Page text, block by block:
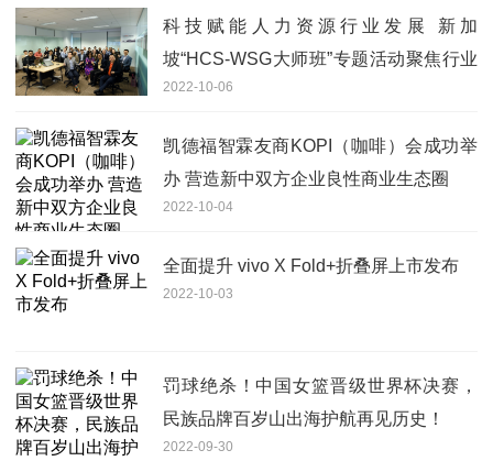
科技赋能人力资源行业发展 新加
坡“HCS-WSG大师班”专题活动聚焦行业
数码化转型
2022-10-06
凯德福智霖友商KOPI（咖啡）会成功举
办 营造新中双方企业良性商业生态圈
2022-10-04
全面提升 vivo X Fold+折叠屏上市发布
2022-10-03
罚球绝杀！中国女篮晋级世界杯决赛，
民族品牌百岁山出海护航再见历史！
2022-09-30